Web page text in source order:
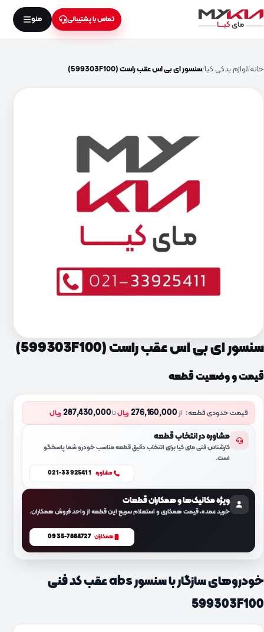
تماس با پشتیبانی منو
خانه لوازم یدکی کیا سنسور ای بی اس عقب راست (599303F100)
سنسور ای بی اس عقب راست (599303F100)
قیمت و وضعیت قطعه
قیمت حدودی قطعه: از276,160,000 ریالتا287,430,000 ریال
مشاوره در انتخاب قطعه
کارشناس فنی مای کیا برای انتخاب دقیق قطعه مناسب خودرو شما پاسخگو
است.
مشاوره 021-33925411
ویژه مکانیک‌ها و همکاران قطعات
خرید عمده، قیمت همکاری و استعلام سریع این قطعه از واحد فروش همکاران.
همکاران 0935-7884727
خودروهای سازگار با سنسور abs عقب کد فنی
599303F100